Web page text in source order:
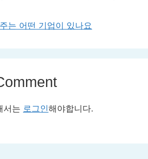
는 어떤 기업이 있나요
서는 로그인해야합니다.